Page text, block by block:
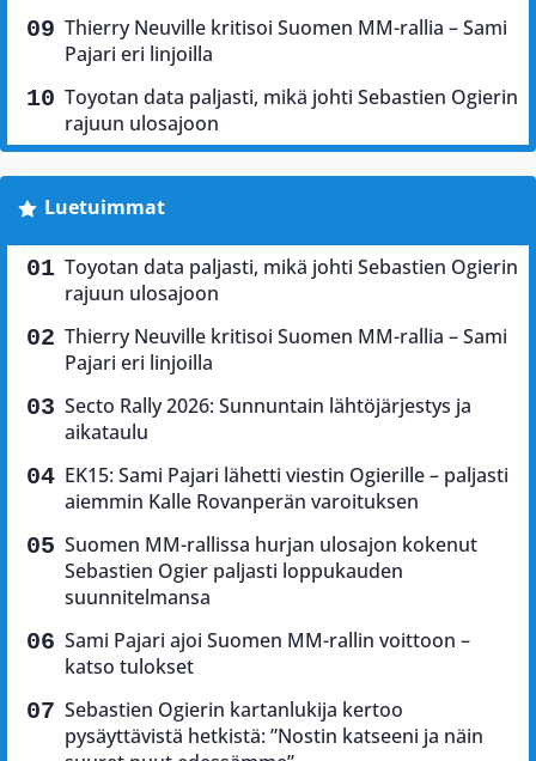
Thierry Neuville kritisoi Suomen MM-rallia – Sami
Pajari eri linjoilla
Toyotan data paljasti, mikä johti Sebastien Ogierin
rajuun ulosajoon
Luetuimmat
Toyotan data paljasti, mikä johti Sebastien Ogierin
rajuun ulosajoon
Thierry Neuville kritisoi Suomen MM-rallia – Sami
Pajari eri linjoilla
Secto Rally 2026: Sunnuntain lähtöjärjestys ja
aikataulu
EK15: Sami Pajari lähetti viestin Ogierille – paljasti
aiemmin Kalle Rovanperän varoituksen
Suomen MM-rallissa hurjan ulosajon kokenut
Sebastien Ogier paljasti loppukauden
suunnitelmansa
Sami Pajari ajoi Suomen MM-rallin voittoon –
katso tulokset
Sebastien Ogierin kartanlukija kertoo
pysäyttävistä hetkistä: ”Nostin katseeni ja näin